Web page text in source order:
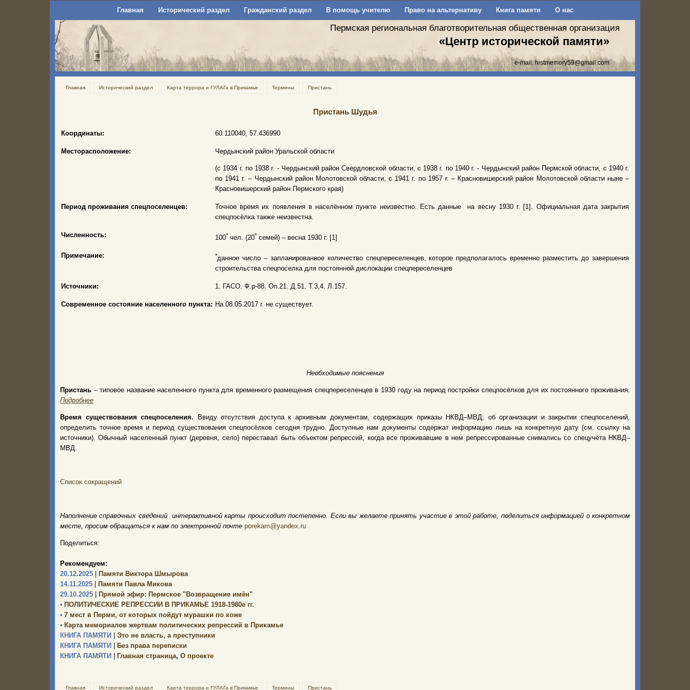
Главная Исторический раздел Гражданский раздел В помощь учителю Право на альтернативу Книга памяти О нас
Пермская региональная благотворительная общественная организация
«Центр исторической памяти»
e-mail:histmemory59@gmail.com
Главная Исторический раздел Карта террора и ГУЛАГа в Прикамье Термины Пристань
Пристань Шудья
Координаты: 60.110040, 57.436990
Месторасположение: Чердынский район Уральской области
(с 1934 г. по 1938 г. - Чердынский район Свердловской области, с 1938 г. по 1940 г. - Чердынский район Пермской области, с 1940 г.
по 1941 г. – Чердынский район Молотовской области, с 1941 г. по 1957 г. – Красновишерский район Молотовской области ныне –
Красновишерский район Пермского края)
Период проживания спецпоселенцев:
Точное время их появления в населённом пункте неизвестно. Есть данные на весну 1930 г. [1]. Официальная дата закрытия
спецпосёлка также неизвестна.
Численность: 100* чел. (20* семей) – весна 1930 г. [1]
Примечание: *данное число – запланированное количество спецпереселенцев, которое предполагалось временно разместить до завершения
строительства спецпоселка для постоянной дислокации спецпереселенцев
Источники: 1. ГАСО. Ф.р-88. Оп.21. Д.51. Т.3,4. Л.157.
Современное состояние населенного пункта: На 08.05.2017 г. не существует.
Необходимые пояснения
Пристань – типовое название населенного пункта для временного размещения спецпереселенцев в 1930 году на период постройки спецпосёлков для их постоянного проживания.
Подробнее
Время существования спецпоселения.
Ввиду отсутствия доступа к архивным документам, содержащих приказы НКВД–МВД, об организации и закрытии спецпоселений,
определить точное время и период существования спецпосёлков сегодня трудно. Доступные нам документы содержат информацию лишь на конкретную дату (см. ссылку на
источники). Обычный населенный пункт (деревня, село) переставал быть объектом репрессий, когда все проживавшие в нем репрессированные снимались со спецучёта НКВД–
МВД.
Список сокращений
Наполнение справочных сведений интерактивной карты происходит постепенно. Если вы желаете принять участие в этой работе, поделиться информацией о конкретном
месте, просим обращаться к нам по электронной почте porekam@yandex.ru
Поделиться:
Рекомендуем:
20.12.2025
Памяти Виктора Шмырова
14.11.2025
Памяти Павла Микова
29.10.2025
Прямой эфир: Пермское "Возвращение имён"
• ПОЛИТИЧЕСКИЕ РЕПРЕССИИ В ПРИКАМЬЕ 1918-1980е гг.
• 7 мест в Перми, от которых пойдут мурашки по коже
• Карта мемориалов жертвам политических репрессий в Прикамье
КНИГА ПАМЯТИ
Это не власть, а преступники
КНИГА ПАМЯТИ
Без права переписки
КНИГА ПАМЯТИ
Главная страница, О проекте
Главная Исторический раздел Карта террора и ГУЛАГа в Прикамье Термины Пристань